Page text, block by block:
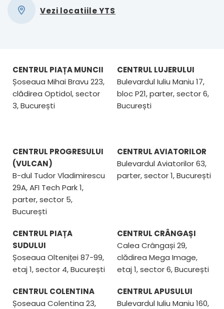
Vezi locatiile YTS
CENTRUL PIAȚA MUNCII
Șoseaua Mihai Bravu 223,
clădirea Optidol, sector
3, București
CENTRUL LUJERULUI
Bulevardul Iuliu Maniu 17,
bloc P21, parter, sector 6,
București
CENTRUL PROGRESULUI
(VULCAN)
B-dul Tudor Vladimirescu
29A, AFI Tech Park 1,
parter, sector 5,
București
CENTRUL AVIATORILOR
Bulevardul Aviatorilor 63,
parter, sector 1, București
CENTRUL PIAȚA
SUDULUI
Șoseaua Olteniței 87-99,
etaj 1, sector 4, București
CENTRUL CRÂNGAȘI
Calea Crângași 29,
clădirea Mega Image,
etaj 1, sector 6, București
CENTRUL COLENTINA
Șoseaua Colentina 23,
CENTRUL APUSULUI
Bulevardul Iuliu Maniu 160,